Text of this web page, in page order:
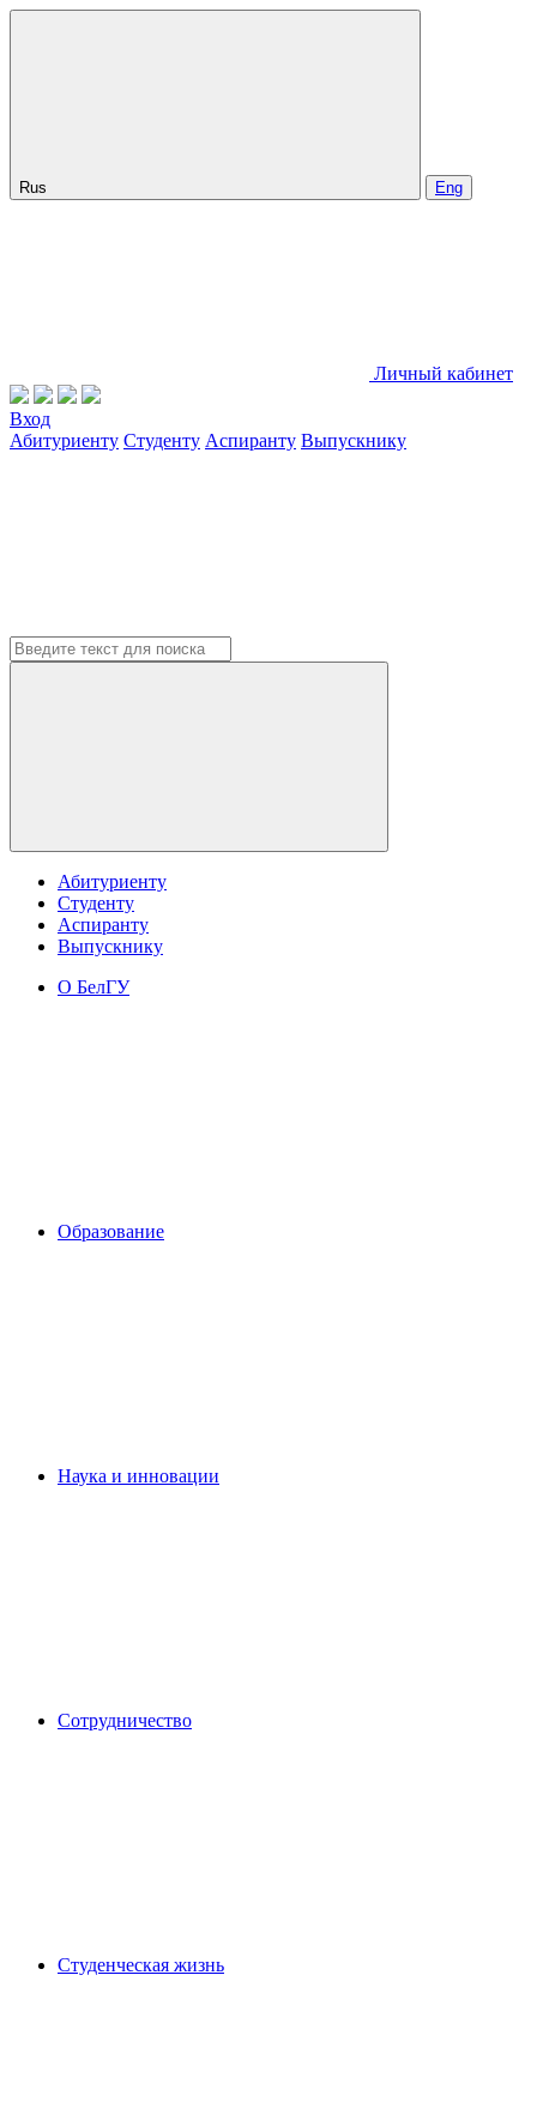
Rus Eng
Личный кабинет
Вход
Абитуриенту Студенту Аспиранту Выпускнику
Абитуриенту
Студенту
Аспиранту
Выпускнику
О БелГУ
Образование
Наука и инновации
Сотрудничество
Студенческая жизнь